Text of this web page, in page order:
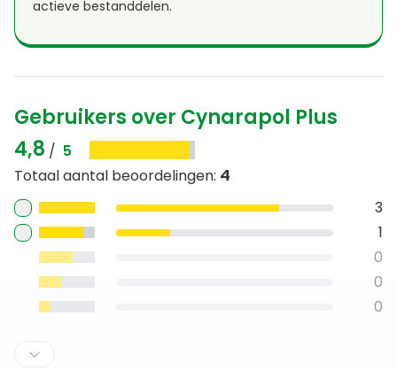
actieve bestanddelen.
Gebruikers over Cynarapol Plus
4,8 / 5
Totaal aantal beoordelingen: 4
3
1
0
0
0